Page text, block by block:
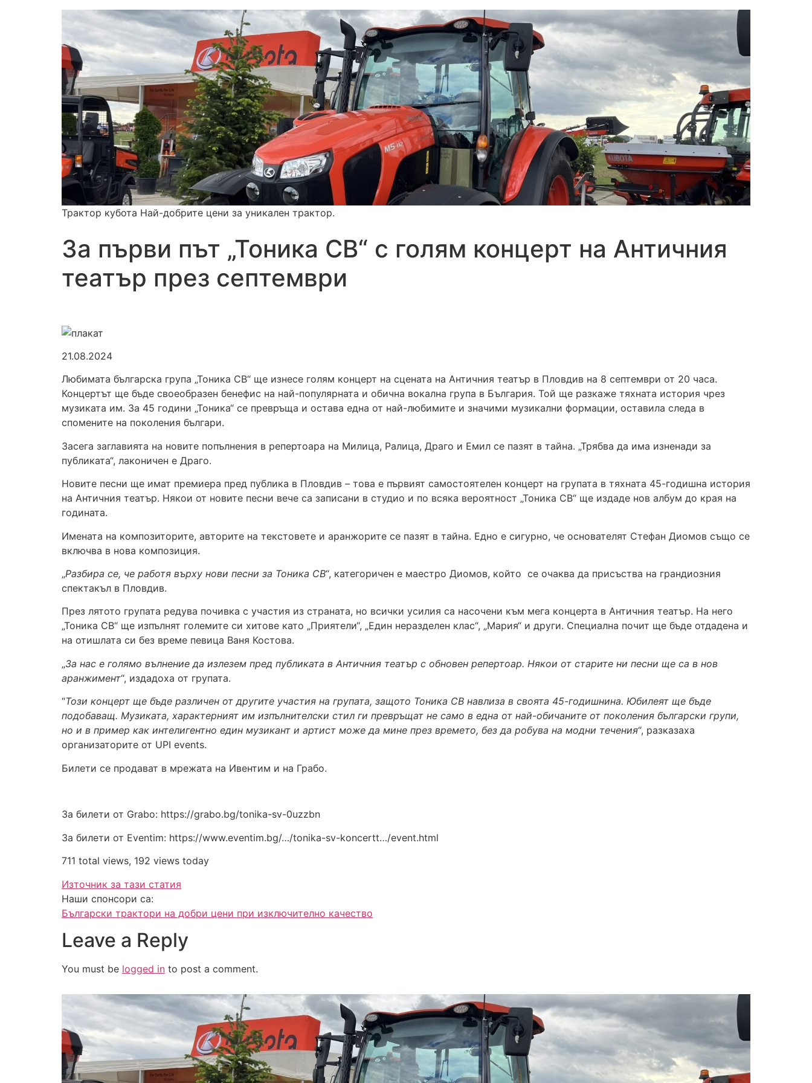
Трактор кубота Най-добрите цени за уникален трактор.
За първи път „Тоника СВ“ с голям концерт на Античния
театър през септември
21.08.2024
Любимата българска група „Тоника СВ“ ще изнесе голям концерт на сцената на Античния театър в Пловдив на 8 септември от 20 часа.
Концертът ще бъде своеобразен бенефис на най-популярната и обична вокална група в България. Той ще разкаже тяхната история чрез
музиката им. За 45 години „Тоника“ се превръща и остава една от най-любимите и значими музикални формации, оставила следа в
спомените на поколения българи.
Засега заглавията на новите попълнения в репертоара на Милица, Ралица, Драго и Емил се пазят в тайна. „Трябва да има изненади за
публиката“, лаконичен е Драго.
Новите песни ще имат премиера пред публика в Пловдив – това е първият самостоятелен концерт на групата в тяхната 45-годишна история
на Античния театър. Някои от новите песни вече са записани в студио и по всяка вероятност „Тоника СВ“ ще издаде нов албум до края на
годината.
Имената на композиторите, авторите на текстовете и аранжорите се пазят в тайна. Едно е сигурно, че основателят Стефан Диомов също се
включва в нова композиция.
„Разбира се, че работя върху нови песни за Тоника СВ“, категоричен е маестро Диомов, който се очаква да присъства на грандиозния
спектакъл в Пловдив.
През лятото групата редува почивка с участия из страната, но всички усилия са насочени към мега концерта в Античния театър. На него
„Тоника СВ“ ще изпълнят големите си хитове като „Приятели“, „Един неразделен клас“, „Мария“ и други. Специална почит ще бъде отдадена и
на отишлата си без време певица Ваня Костова.
„За нас е голямо вълнение да излезем пред публиката в Античния театър с обновен репертоар. Някои от старите ни песни ще са в нов
аранжимент“, издадоха от групата.
“Този концерт ще бъде различен от другите участия на групата, защото Тоника СВ навлиза в своята 45-годишнина. Юбилеят ще бъде
подобаващ. Музиката, характерният им изпълнителски стил ги превръщат не само в една от най-обичаните от поколения български групи,
но и в пример как интелигентно един музикант и артист може да мине през времето, без да робува на модни течения“, разказаха
организаторите от UPI events.
Билети се продават в мрежата на Ивентим и на Грабо.
За билети от Grabo: https://grabo.bg/tonika-sv-0uzzbn
За билети от Eventim: https://www.eventim.bg/…/tonika-sv-koncertt…/event.html
711 total views, 192 views today
Източник за тази статия
Наши спонсори са:
Български трактори на добри цени при изключително качество
Leave a Reply
You must be logged in to post a comment.